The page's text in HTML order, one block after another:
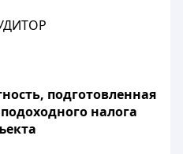
подготовленная
налога